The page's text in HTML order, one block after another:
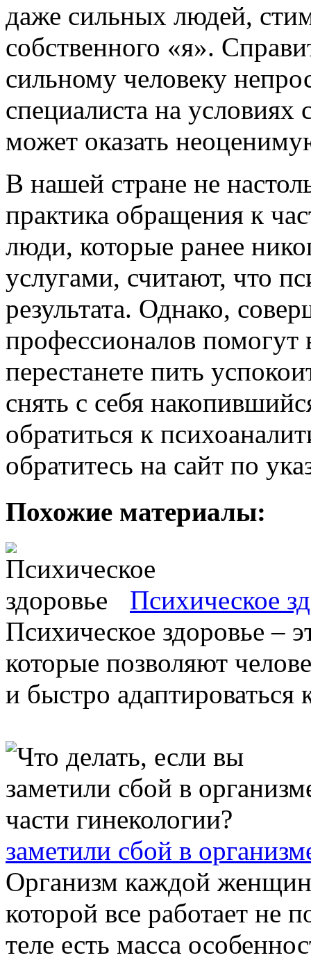
даже сильных людей,
собственного «я».
сильному человеку
специалиста на
может оказать
В нашей стране не
практика обращения к
люди, которые ранее
услугами, считают, что
результата. Однако,
профессионалов
перестанете пить
снять с себя
обратиться к
обратитесь на сайт по
Похожие материалы:
Психическое
Психическое здоровье –
которые позволяют
и быстро
заметили сбой в
Организм каждой
которой все работает не
теле есть масса